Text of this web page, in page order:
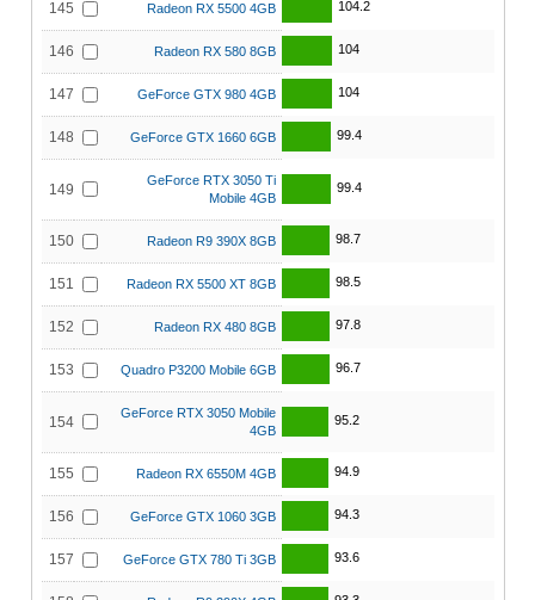
145 Radeon RX 5500 4GB 104.2
146 Radeon RX 580 8GB 104
147 GeForce GTX 980 4GB 104
148 GeForce GTX 1660 6GB 99.4
149
GeForce RTX 3050 Ti
Mobile 4GB
99.4
150 Radeon R9 390X 8GB 98.7
151 Radeon RX 5500 XT 8GB 98.5
152 Radeon RX 480 8GB 97.8
153 Quadro P3200 Mobile 6GB 96.7
154
GeForce RTX 3050 Mobile
4GB
95.2
155 Radeon RX 6550M 4GB 94.9
156 GeForce GTX 1060 3GB 94.3
157 GeForce GTX 780 Ti 3GB 93.6